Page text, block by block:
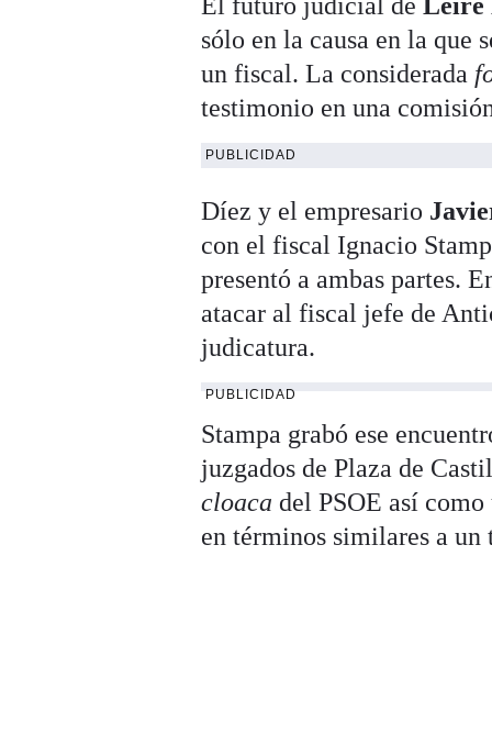
sólo en la causa en la que
un fiscal. La considerada
testimonio en una
PUBLICIDAD
Díez y el empresario
con el fiscal Ignacio
presentó a ambas partes.
atacar al fiscal jefe de
judicatura.
PUBLICIDAD
Stampa grabó ese
juzgados de Plaza de
cloaca del PSOE así
en términos similares a